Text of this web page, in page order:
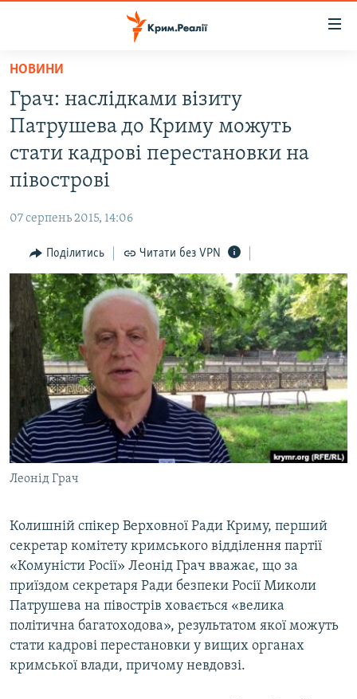
Перейти
основного
матеріалу
Перейти
до
основної
Перейти
пошуку
ВОДА.КРИМ
ВІДЕО ТА ФОТО
ПОЛІТИКА
ПОГЛЯД
ІНТЕРВ'Ю
ВСЕ ЗА ДЕНЬ
СПЕЦПРОЕКТИ
ДЕПОРТАЦІЯ
ВІДЕОУРОКИ «ELIFBE»
СВІДЧЕННЯ ОКУПАЦІЇ
УКРАЇНСЬКА ПРОБЛЕМА КРИМУ
ІНФОГРАФІКА
ЯК ОБІЙТИ БЛОКУВАННЯ
Русский
Qırımtatar
ДОЛУЧАЙСЯ!
Усі сайти RFE/RL
НОВИНИ
Грач: наслідками візиту
Патрушева до Криму можуть
стати кадрові перестановки на
півострові
07 серпень 2015, 14:06
Поділитись Читати без VPN
Леонід Грач
Колишній спікер Верховної Ради Криму, перший
секретар комітету кримського відділення партії
«Комуністи Росії» Леонід Грач вважає, що за
приїздом секретаря Ради безпеки Росії Миколи
Патрушева на півострів ховається «велика
політична багатоходова», результатом якої можуть
стати кадрові перестановки у вищих органах
кримської влади, причому невдовзі.